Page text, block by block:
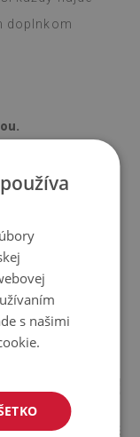
doplnkom
od vizualizácie
povrchu. Pri
a posunúť.
s našimi